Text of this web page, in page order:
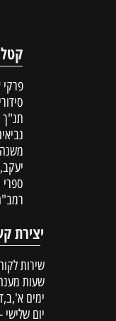
פרקי
תנ"ך
יצירת
שירות
שעות
ימים א',ב,ד,ה'
יום שלישי